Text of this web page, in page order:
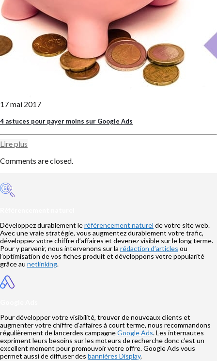
17 mai 2017
4 astuces pour payer moins sur Google Ads
Lire plus
Comments are closed.
Développez durablement leréférencement naturel de votre site web.
Avec une vraie stratégie, vous augmentez durablement votre trafic,
développez votre chiffre d’affaires et devenez visible sur le long terme.
Pour y parvenir, nous intervenons sur la rédaction d’articles ou
l’optimisation de vos fiches produit et développons votre popularité
grâce au netlinking.
Pour développer votre visibilité, trouver de nouveaux clients et
augmenter votre chiffre d’affaires à court terme, nous recommandons
régulièrement de lancerdes campagneGoogle Ads. Les internautes
expriment leurs besoins sur les moteurs de recherche donc c’est un
excellent moment pour promouvoir votre offre. Google Ads vous
permet aussi de diffuser des bannières Display.